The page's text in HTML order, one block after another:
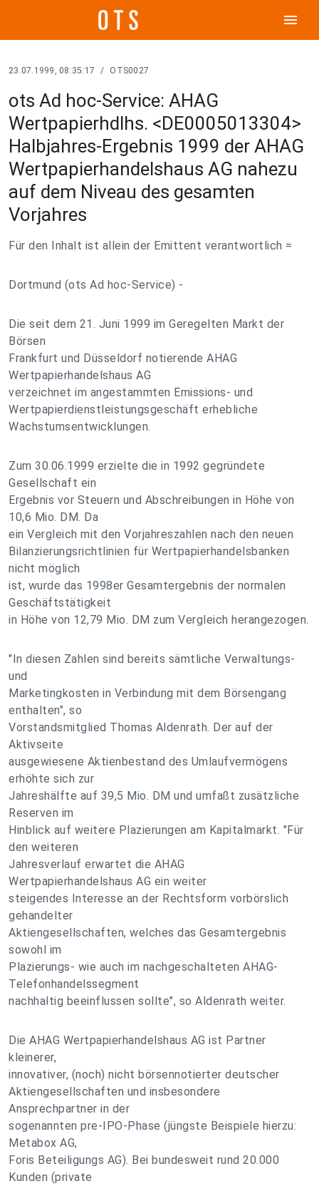
menu
23.07.1999, 08:35:17 / OTS0027
ots Ad hoc-Service: AHAG
Wertpapierhdlhs. <DE0005013304>
Halbjahres-Ergebnis 1999 der AHAG
Wertpapierhandelshaus AG nahezu
auf dem Niveau des gesamten
Vorjahres
Für den Inhalt ist allein der Emittent verantwortlich =
Dortmund (ots Ad hoc-Service) -
Die seit dem 21. Juni 1999 im Geregelten Markt der
Börsen
Frankfurt und Düsseldorf notierende AHAG
Wertpapierhandelshaus AG
verzeichnet im angestammten Emissions- und
Wertpapierdienstleistungsgeschäft erhebliche
Wachstumsentwicklungen.
Zum 30.06.1999 erzielte die in 1992 gegründete
Gesellschaft ein
Ergebnis vor Steuern und Abschreibungen in Höhe von
10,6 Mio. DM. Da
ein Vergleich mit den Vorjahreszahlen nach den neuen
Bilanzierungsrichtlinien für Wertpapierhandelsbanken
nicht möglich
ist, wurde das 1998er Gesamtergebnis der normalen
Geschäftstätigkeit
in Höhe von 12,79 Mio. DM zum Vergleich herangezogen.
"In diesen Zahlen sind bereits sämtliche Verwaltungs-
und
Marketingkosten in Verbindung mit dem Börsengang
enthalten", so
Vorstandsmitglied Thomas Aldenrath. Der auf der
Aktivseite
ausgewiesene Aktienbestand des Umlaufvermögens
erhöhte sich zur
Jahreshälfte auf 39,5 Mio. DM und umfaßt zusätzliche
Reserven im
Hinblick auf weitere Plazierungen am Kapitalmarkt. "Für
den weiteren
Jahresverlauf erwartet die AHAG
Wertpapierhandelshaus AG ein weiter
steigendes Interesse an der Rechtsform vorbörslich
gehandelter
Aktiengesellschaften, welches das Gesamtergebnis
sowohl im
Plazierungs- wie auch im nachgeschalteten AHAG-
Telefonhandelssegment
nachhaltig beeinflussen sollte", so Aldenrath weiter.
Die AHAG Wertpapierhandelshaus AG ist Partner
kleinerer,
innovativer, (noch) nicht börsennotierter deutscher
Aktiengesellschaften und insbesondere
Ansprechpartner in der
sogenannten pre-IPO-Phase (jüngste Beispiele hierzu:
Metabox AG,
Foris Beteiligungs AG). Bei bundesweit rund 20.000
Kunden (private